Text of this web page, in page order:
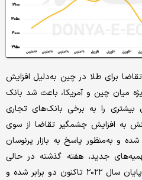
برای طلا در چین به‌دلیل افزایش
میان چین و آمریکا، باعث شد بانک
بیشتری را به برخی بانک‌های تجاری
به افزایش چشمگیر تقاضا از سوی
و به‌منظور پاسخ به بازار پرنوسان
جدید، هفته گذشته در حالی
تخصیص یافتند که قیمت طلا از پایان سال ۲۰۲۲ تاکنون دو برابر شده و